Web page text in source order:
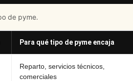
de pyme.
Para qué tipo de pyme encaja
Reparto, servicios técnicos,
comerciales